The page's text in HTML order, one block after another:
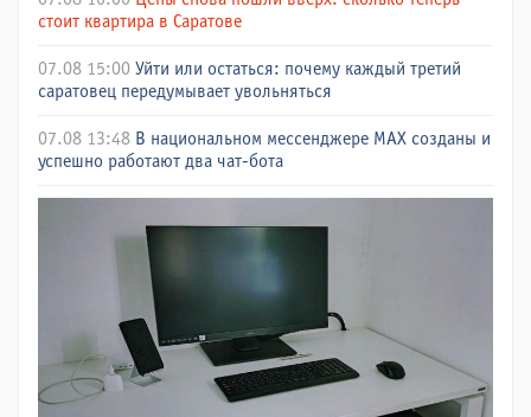
стоит квартира в Саратове
07.08 15:00 Уйти или остаться: почему каждый третий
саратовец передумывает увольняться
07.08 13:48 В национальном мессенджере МАХ созданы и
успешно работают два чат-бота